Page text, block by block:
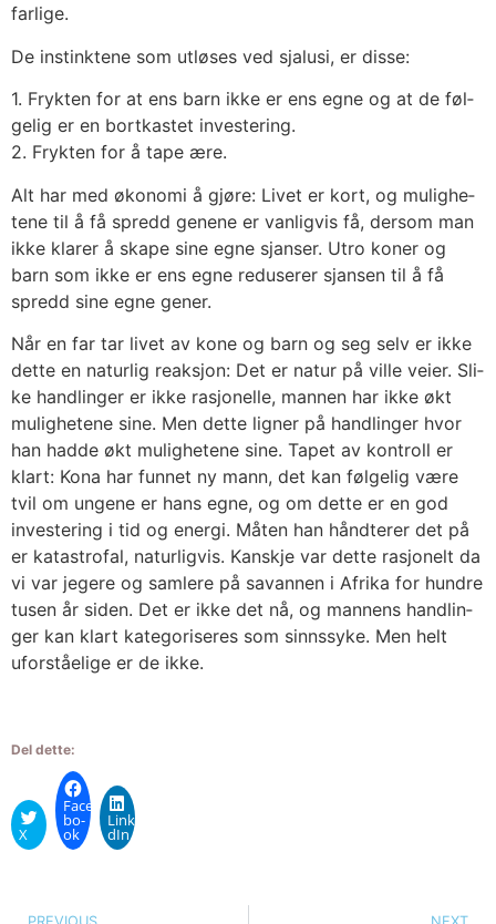
far­li­ge.
De instink­te­ne som utlø­ses ved sja­lu­si, er dis­se:
1. Fryk­ten for at ens barn ikke er ens egne og at de føl­
ge­lig er en bort­kas­tet inves­te­ring.
2. Fryk­ten for å tape ære.
Alt har med øko­no­mi å gjø­re: Livet er kort, og mulig­he­
te­ne til å få spredd gene­ne er van­lig­vis få, der­som man
ikke kla­rer å ska­pe sine egne sjan­ser. Utro koner og
barn som ikke er ens egne redu­se­rer sjan­sen til å få
spredd sine egne gener.
Når en far tar livet av kone og barn og seg selv er ikke
det­te en natur­lig reak­sjon: Det er natur på vil­le vei­er. Sli­
ke hand­lin­ger er ikke rasjo­nel­le, man­nen har ikke økt
mulig­he­te­ne sine. Men det­te lig­ner på hand­lin­ger hvor
han had­de økt mulig­he­te­ne sine. Tapet av kon­troll er
klart: Kona har fun­net ny mann, det kan føl­ge­lig være
tvil om unge­ne er hans egne, og om det­te er en god
inves­te­ring i tid og ener­gi. Måten han hånd­te­rer det på
er kata­stro­fal, natur­lig­vis. Kan­skje var det­te rasjo­nelt da
vi var jege­re og sam­le­re på savan­nen i Afri­ka for hund­re
tusen år siden. Det er ikke det nå, og man­nens hand­lin­
ger kan klart kate­go­ri­se­res som sinns­syke. Men helt
ufor­ståe­li­ge er de ikke.
Del dette:
X
Face­
bo­
ok
Linke­
dIn